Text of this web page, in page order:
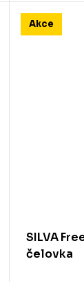
Akce
SILVA
čelovka